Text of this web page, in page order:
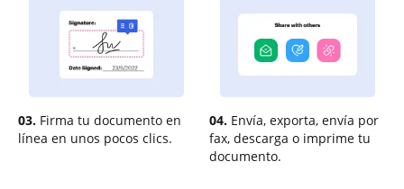
03. Firma tu documento en
línea en unos pocos clics.
04. Envía, exporta, envía por
fax, descarga o imprime tu
documento.